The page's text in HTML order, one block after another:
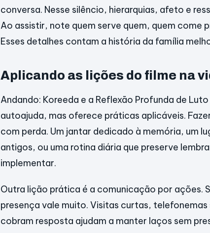
conversa. Nesse silêncio, hierarquias, afeto e
Ao assistir, note quem serve quem, quem come
Esses detalhes contam a história da família
Aplicando as lições do filme na
Andando: Koreeda e a Reflexão Profunda de
autoajuda, mas oferece práticas aplicáveis.
com perda. Um jantar dedicado à memória, um
antigos, ou uma rotina diária que preserve
implementar.
Outra lição prática é a comunicação por ações.
presença vale muito. Visitas curtas, telefonemas
cobram resposta ajudam a manter laços sem